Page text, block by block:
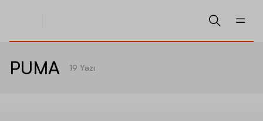
PUMA 19 Yazı